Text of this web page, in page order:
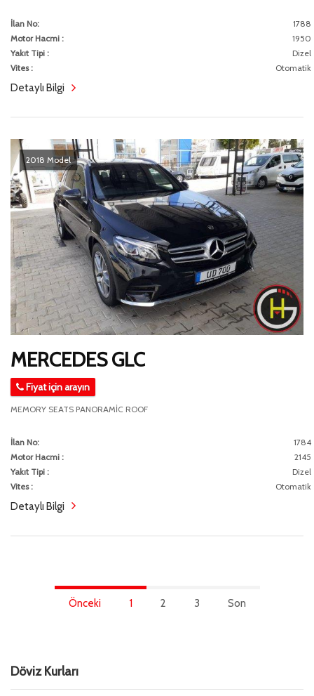
İlan No:
1788
Motor Hacmi :
1950
Yakıt Tipi :
Dizel
Vites :
Otomatik
Detaylı Bilgi
2018 Model
MERCEDES GLC
Fiyat için arayın
MEMORY SEATS PANORAMİC ROOF
İlan No:
1784
Motor Hacmi :
2145
Yakıt Tipi :
Dizel
Vites :
Otomatik
Detaylı Bilgi
Önceki 1 2 3 Son
Döviz Kurları